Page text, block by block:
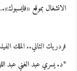
الانشغال بموقع
فردريك الثاني.. الملك